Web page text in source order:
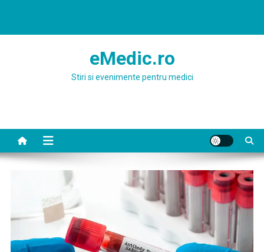
eMedic.ro
Stiri si evenimente pentru medici